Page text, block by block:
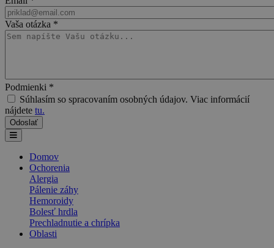
Vaša otázka *
Podmienki *
Súhlasím so spracovaním osobných údajov. Viac informácií
nájdete tu.
Domov
Ochorenia
Alergia
Pálenie záhy
Hemoroidy
Bolesť hrdla
Prechladnutie a chrípka
Oblasti